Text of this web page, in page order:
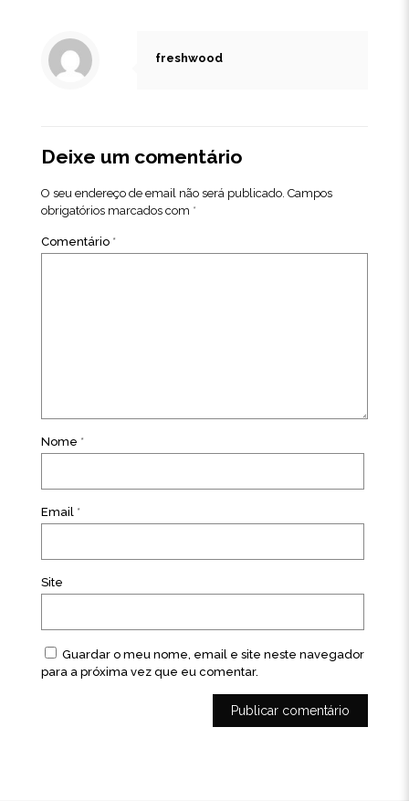
freshwood
Deixe um comentário
O seu endereço de email não será publicado. Campos
obrigatórios marcados com *
Comentário *
Nome *
Email *
Site
Guardar o meu nome, email e site neste navegador
para a próxima vez que eu comentar.